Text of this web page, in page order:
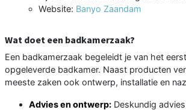
Website: Banyo Zaandam
Wat doet een badkamerzaak?
Een badkamerzaak begeleidt je van het
opgeleverde badkamer. Naast producten
meeste zaken ook ontwerp, installatie en
Advies en ontwerp: Deskundig